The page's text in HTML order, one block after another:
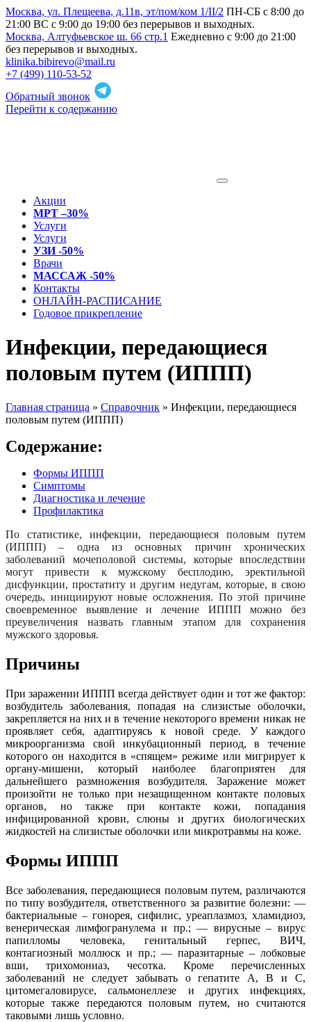
Москва, ул. Плещеева, д.11в, эт/пом/ком 1/II/2 ПН-СБ с 8:00 до
21:00 ВС с 9:00 до 19:00 без перерывов и выходных.
Москва, Алтуфьевское ш. 66 стр.1 Ежедневно с 9:00 до 21:00
без перерывов и выходных.
klinika.bibirevo@mail.ru
+7 (499) 110-53-52
Обратный звонок
Перейти к содержанию
Акции
МРТ –30%
Услуги
Услуги
УЗИ -50%
Врачи
МАССАЖ -50%
Контакты
ОНЛАЙН-РАСПИСАНИЕ
Годовое прикрепление
Инфекции, передающиеся
половым путем (ИППП)
Главная страница » Справочник » Инфекции, передающиеся
половым путем (ИППП)
Содержание:
Формы ИППП
Симптомы
Диагностика и лечение
Профилактика
По статистике, инфекции, передающиеся половым путем
(ИППП) – одна из основных причин хронических
заболеваний мочеполовой системы, которые впоследствии
могут привести к мужскому бесплодию, эректильной
дисфункции, простатиту и другим недугам, которые, в свою
очередь, инициируют новые осложнения. По этой причине
своевременное выявление и лечение ИППП можно без
преувеличения назвать главным этапом для сохранения
мужского здоровья.
Причины
При заражении ИППП всегда действует один и тот же фактор:
возбудитель заболевания, попадая на слизистые оболочки,
закрепляется на них и в течение некоторого времени никак не
проявляет себя, адаптируясь к новой среде. У каждого
микроорганизма свой инкубационный период, в течение
которого он находится в «спящем» режиме или мигрирует к
органу-мишени, который наиболее благоприятен для
дальнейшего размножения возбудителя. Заражение может
произойти не только при незащищенном контакте половых
органов, но также при контакте кожи, попадания
инфицированной крови, слюны и других биологических
жидкостей на слизистые оболочки или микротравмы на коже.
Формы ИППП
Все заболевания, передающиеся половым путем, различаются
по типу возбудителя, ответственного за развитие болезни: —
бактериальные – гонорея, сифилис, уреаплазмоз, хламидиоз,
венерическая лимфогранулема и пр.; — вирусные – вирус
папилломы человека, генитальный герпес, ВИЧ,
контагиозный моллюск и пр.; — паразитарные – лобковые
вши, трихомониаз, чесотка. Кроме перечисленных
заболеваний не следует забывать о гепатите A, B и C,
цитомегаловирусе, сальмонеллезе и других инфекциях,
которые также передаются половым путем, но считаются
таковыми лишь условно.